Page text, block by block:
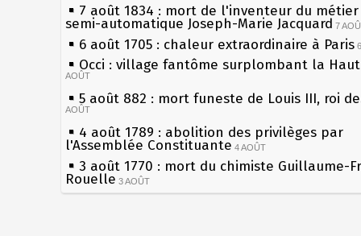
7 août 1834 : mort de l'inventeur du
semi-automatique Joseph-Marie Jacquard 7
6 août 1705 : chaleur extraordinaire à Paris
Occi : village fantôme surplombant la
AOÛT
5 août 882 : mort funeste de Louis III, roi
AOÛT
4 août 1789 : abolition des privilèges par
l'Assemblée Constituante 4 AOÛT
3 août 1770 : mort du chimiste Guillaume-
Rouelle 3 AOÛT
Musée Jean de La Fontaine : réouverture